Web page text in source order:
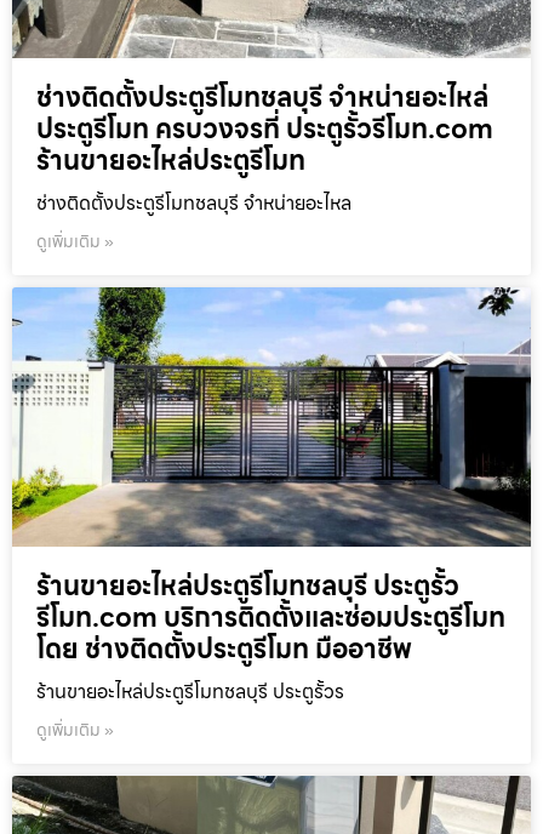
ช่างติดตั้งประตูรีโมทชลบุรี จำหน่ายอะไหล่
ประตูรีโมท ครบวงจรที่ ประตูรั้วรีโมท.com
ร้านขายอะไหล่ประตูรีโมท
ช่างติดตั้งประตูรีโมทชลบุรี จำหน่ายอะไหล
ดูเพิ่มเติม »
ร้านขายอะไหล่ประตูรีโมทชลบุรี ประตูรั้ว
รีโมท.com บริการติดตั้งและซ่อมประตูรีโมท
โดย ช่างติดตั้งประตูรีโมท มืออาชีพ
ร้านขายอะไหล่ประตูรีโมทชลบุรี ประตูรั้วร
ดูเพิ่มเติม »